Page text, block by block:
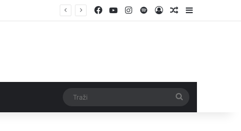
Facebook
YouTubeInstagram
SpotifyLog InRandom Article
Sidebar